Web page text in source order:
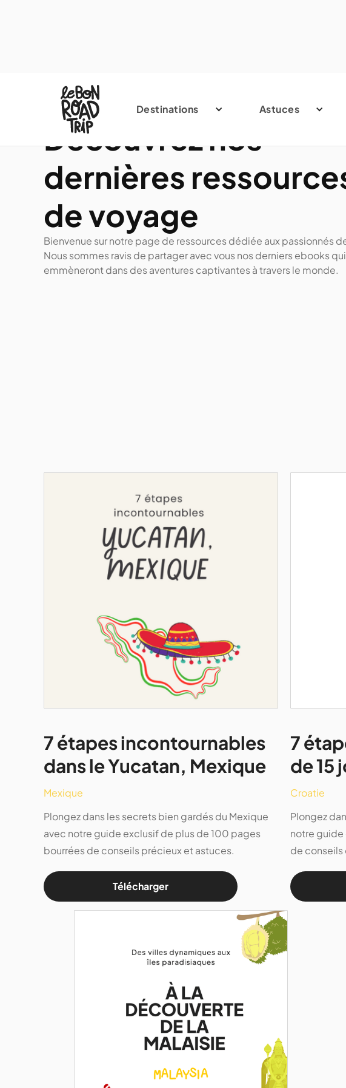
Destinations Astuces
Découvrez nos
dernières
de voyage
Bienvenue sur notre page de ressources dédiée aux passionnés
Nous sommes ravis de partager avec vous nos derniers ebooks
emmèneront dans des aventures captivantes à travers le monde.
7 étapes incontournables
dans le Yucatan, Mexique
Mexique
Plongez dans les secrets bien gardés du Mexique
avec notre guide exclusif de plus de 100 pages
bourrées de conseils précieux et astuces.
Télécharger
7
de 15
Croatie
Plongez
notre guide
de